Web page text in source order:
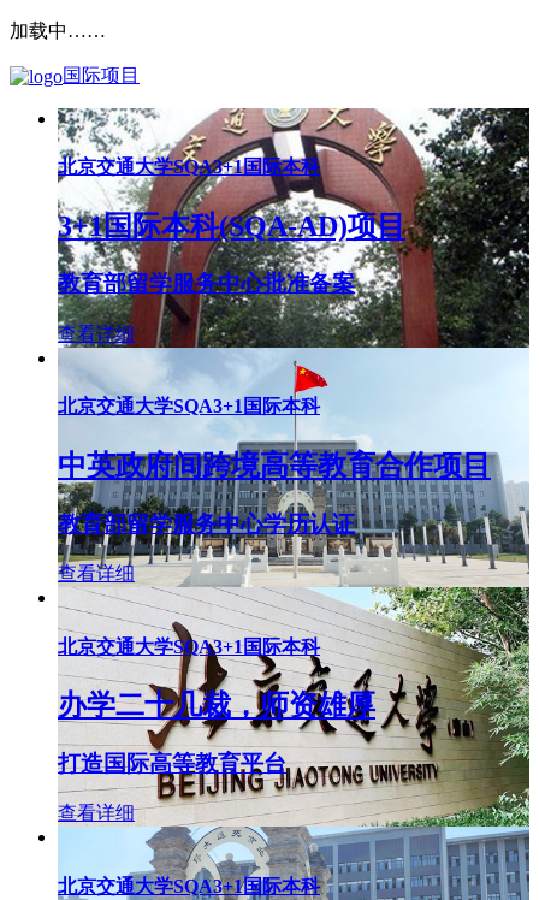
加载中……
国际项目
北京交通大学SQA3+1国际本科
3+1国际本科(SQA-AD)项目
教育部留学服务中心批准备案
查看详细
北京交通大学SQA3+1国际本科
中英政府间跨境高等教育合作项目
教育部留学服务中心学历认证
查看详细
北京交通大学SQA3+1国际本科
办学二十几裁，师资雄厚
打造国际高等教育平台
查看详细
北京交通大学SQA3+1国际本科